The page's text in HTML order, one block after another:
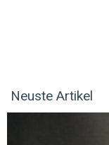
Neuste Artikel